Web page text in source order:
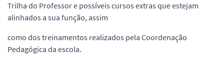
Trilha do Professor e possíveis cursos extras que estejam
alinhados a sua função, assim
como dos treinamentos realizados pela Coordenação
Pedagógica da escola.